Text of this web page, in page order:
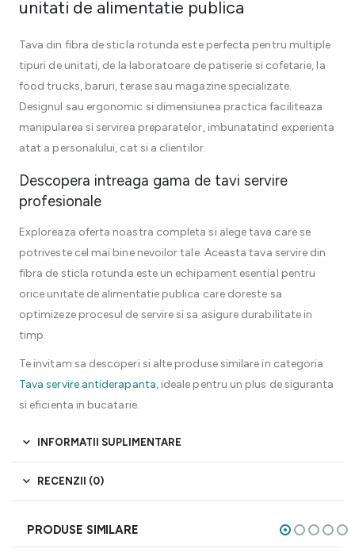
unitati de alimentatie publica
Tava din fibra de sticla rotunda este perfecta pentru multiple
tipuri de unitati, de la laboratoare de patiserie si cofetarie, la
food trucks, baruri, terase sau magazine specializate.
Designul sau ergonomic si dimensiunea practica faciliteaza
manipularea si servirea preparatelor, imbunatatind experienta
atat a personalului, cat si a clientilor.
Descopera intreaga gama de tavi servire
profesionale
Exploreaza oferta noastra completa si alege tava care se
potriveste cel mai bine nevoilor tale. Aceasta tava servire din
fibra de sticla rotunda este un echipament esential pentru
orice unitate de alimentatie publica care doreste sa
optimizeze procesul de servire si sa asigure durabilitate in
timp.
Te invitam sa descoperi si alte produse similare in categoria
Tava servire antiderapanta, ideale pentru un plus de siguranta
si eficienta in bucatarie.
INFORMATII SUPLIMENTARE
RECENZII (0)
PRODUSE SIMILARE